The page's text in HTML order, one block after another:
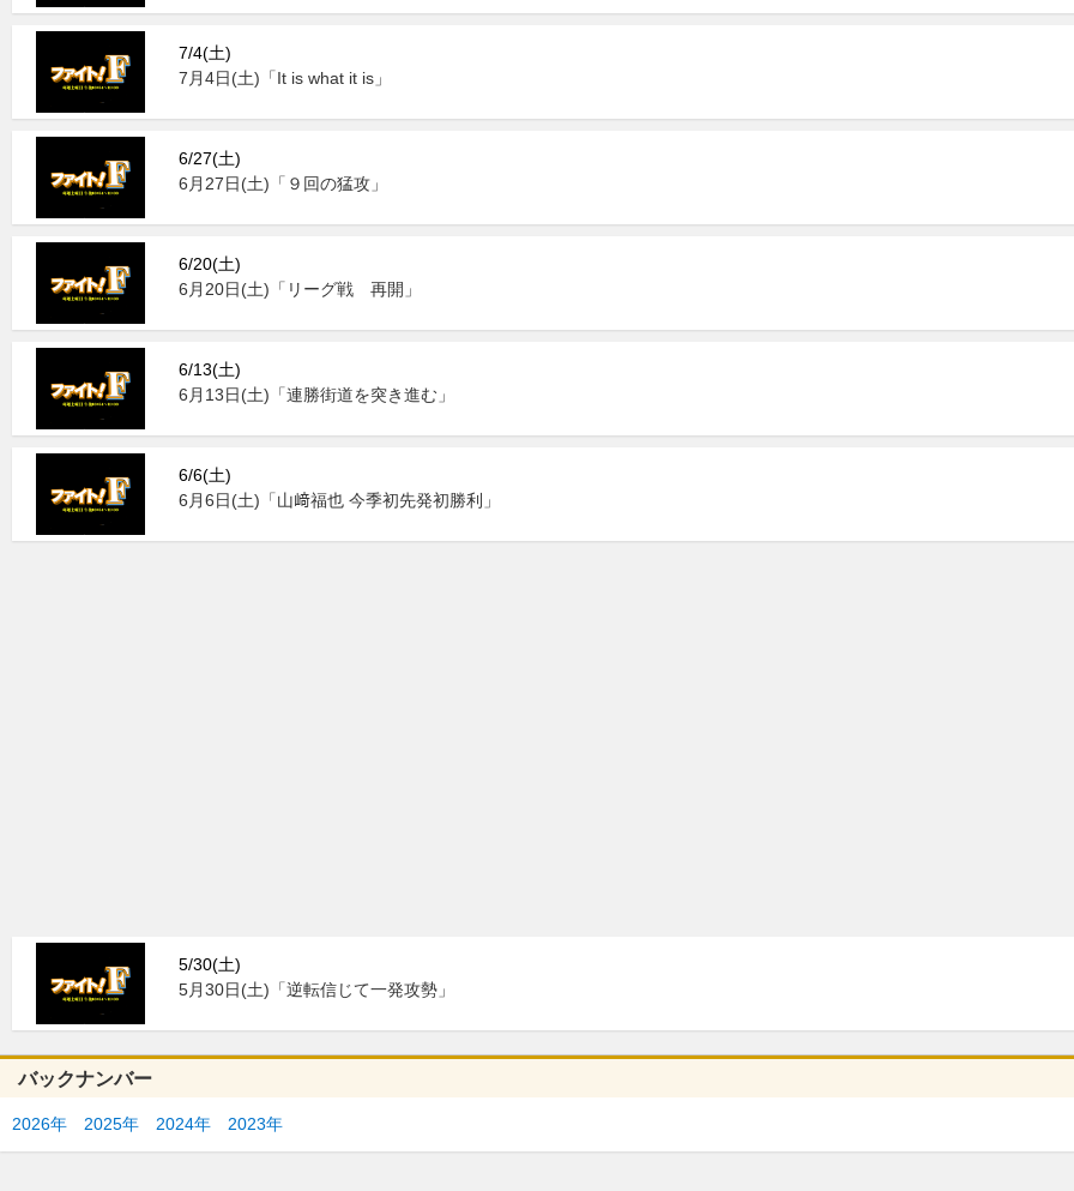
7/4(土)
7月4日(土)「It is what it is」
6/27(土)
6月27日(土)「９回の猛攻」
6/20(土)
6月20日(土)「リーグ戦 再開」
6/13(土)
6月13日(土)「連勝街道を突き進む」
6/6(土)
6月6日(土)「山﨑福也 今季初先発初勝利」
5/30(土)
5月30日(土)「逆転信じて一発攻勢」
バックナンバー
2026年 2025年 2024年 2023年